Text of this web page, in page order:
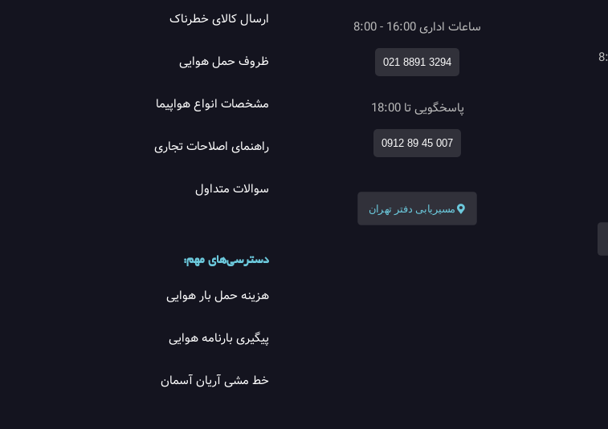
ساعات اداری 16:00 - 8:00
021 8891 3294
پاسخگویی تا 18:00
0912 89 45 007
مسیریابی دفتر تهران
ارسال کالای خطرناک
ظروف حمل هوایی
مشخصات انواع هواپیما
راهنمای اصلاحات تجاری
سوالات متداول
دسترسی‌های مهم:
هزینه حمل بار هوایی
پیگیری بارنامه هوایی
خط مشی آریان آسمان